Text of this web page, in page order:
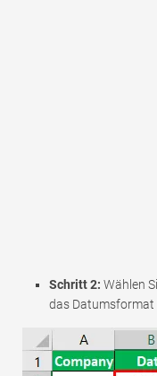
Schritt 2: Wählen
das Datumsformat